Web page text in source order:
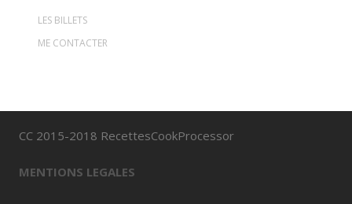
LES BILLETS
ME CONTACTER
CC 2015-2018 RecettesCookProcessor
MENTIONS LEGALES